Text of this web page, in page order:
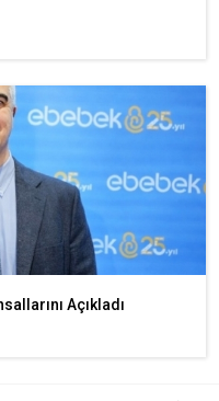
Açıkladı